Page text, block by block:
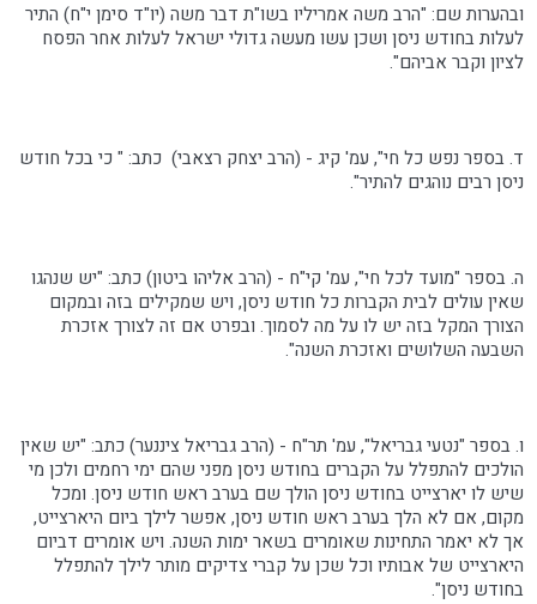
ובהערות שם: "הרב משה אמריליו בשו"ת דבר משה (יו"ד סימן י"ח) התיר
לעלות בחודש ניסן ושכן עשו מעשה גדולי ישראל לעלות אחר הפסח
לציון וקבר אביהם".
ד. בספר נפש כל חי", עמ' קיג - (הרב יצחק רצאבי) כתב: " כי בכל חודש
ניסן רבים נוהגים להתיר".
ה. בספר "מועד לכל חי", עמ' קי"ח - (הרב אליהו ביטון) כתב: "יש שנהגו
שאין עולים לבית הקברות כל חודש ניסן, ויש שמקילים בזה ובמקום
הצורך המקל בזה יש לו על מה לסמוך. ובפרט אם זה לצורך אזכרת
השבעה השלושים ואזכרת השנה".
ו. בספר "נטעי גבריאל", עמ' תר"ח - (הרב גבריאל ציננער) כתב: "יש שאין
הולכים להתפלל על הקברים בחודש ניסן מפני שהם ימי רחמים ולכן מי
שיש לו יארצייט בחודש ניסן הולך שם בערב ראש חודש ניסן. ומכל
מקום, אם לא הלך בערב ראש חודש ניסן, אפשר לילך ביום היארצייט,
אך לא יאמר התחינות שאומרים בשאר ימות השנה. ויש אומרים דביום
היארצייט של אבותיו וכל שכן על קברי צדיקים מותר לילך להתפלל
בחודש ניסן".